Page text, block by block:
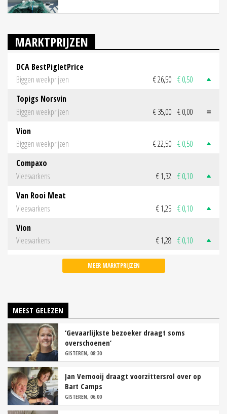
MARKTPRIJZEN
DCA BestPigletPrice
Biggen weekprijzen
€ 26,50 € 0,50
Topigs Norsvin
Biggen weekprijzen
€ 35,00 € 0,00
Vion
Biggen weekprijzen
€ 22,50 € 0,50
Compaxo
Vleesvarkens
€ 1,32 € 0,10
Van Rooi Meat
Vleesvarkens
€ 1,25 € 0,10
Vion
Vleesvarkens
€ 1,28 € 0,10
MEER MARKTPRIJZEN
MEEST GELEZEN
‘Gevaarlijkste bezoeker draagt soms
overschoenen’
GISTEREN, 08:30
Jan Vernooij draagt voorzittersrol over op
Bart Camps
GISTEREN, 06:00